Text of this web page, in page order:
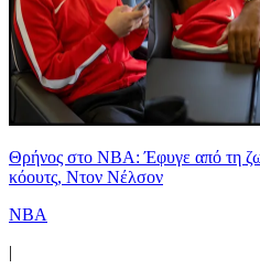
Θρήνος στο NBA: Έφυγε από τη
κόουτς, Ντον Νέλσον
NBA
|